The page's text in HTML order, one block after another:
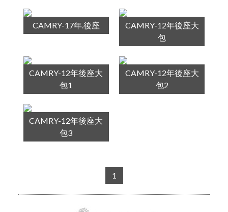
CAMRY-17年.後座
CAMRY-12年後座大
包
CAMRY-12年後座大
包1
CAMRY-12年後座大
包2
CAMRY-12年後座大
包3
1